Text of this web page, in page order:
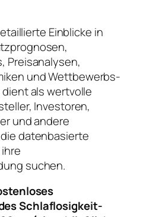
Einblicke in
Preisanalysen,
und Wettbewerbs-
dient als wertvolle
Investoren,
und andere
datenbasierte
suchen.
Schlaflosigkeit-